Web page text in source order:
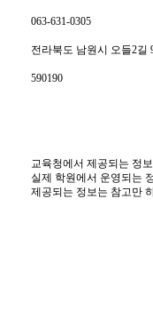
063-631-0305
전라북도 남원시 오들2길
590190
교육청에서 제공되는 정
실제 학원에서 운영되는
제공되는 정보는 참고만